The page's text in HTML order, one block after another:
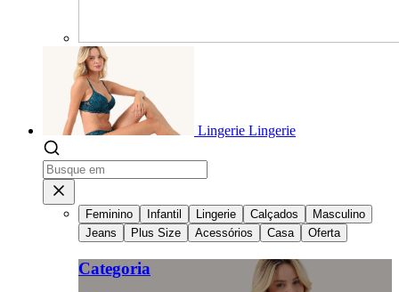
Lingerie Lingerie
Feminino Infantil Lingerie Calçados
Masculino
Jeans
Plus Size Acessórios Casa Oferta
Categoria